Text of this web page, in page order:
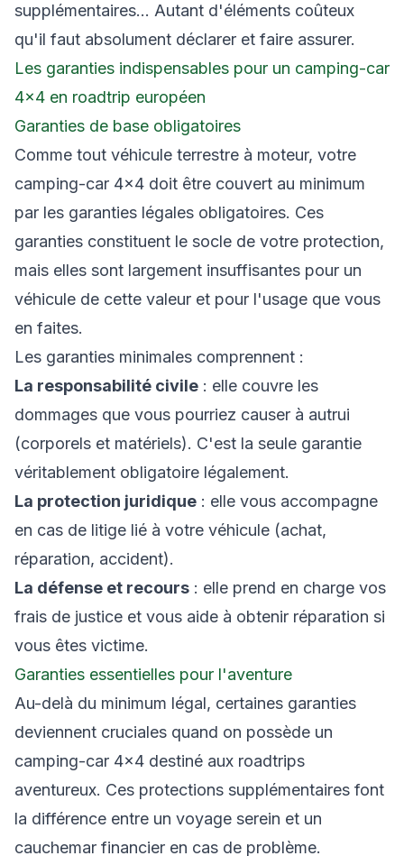
supplémentaires… Autant d'éléments coûteux
qu'il faut absolument déclarer et faire assurer.
Les garanties indispensables pour un camping-car
4×4 en roadtrip européen
Garanties de base obligatoires
Comme tout véhicule terrestre à moteur, votre
camping-car 4×4 doit être couvert au minimum
par les garanties légales obligatoires. Ces
garanties constituent le socle de votre protection,
mais elles sont largement insuffisantes pour un
véhicule de cette valeur et pour l'usage que vous
en faites.
Les garanties minimales comprennent :
La responsabilité civile : elle couvre les
dommages que vous pourriez causer à autrui
(corporels et matériels). C'est la seule garantie
véritablement obligatoire légalement.
La protection juridique : elle vous accompagne
en cas de litige lié à votre véhicule (achat,
réparation, accident).
La défense et recours : elle prend en charge vos
frais de justice et vous aide à obtenir réparation si
vous êtes victime.
Garanties essentielles pour l'aventure
Au-delà du minimum légal, certaines garanties
deviennent cruciales quand on possède un
camping-car 4×4 destiné aux roadtrips
aventureux. Ces protections supplémentaires font
la différence entre un voyage serein et un
cauchemar financier en cas de problème.